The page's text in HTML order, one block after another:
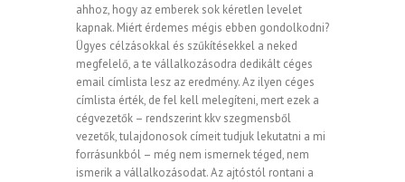
ahhoz, hogy az emberek sok kéretlen levelet
kapnak. Miért érdemes mégis ebben gondolkodni?
Ügyes célzásokkal és szűkítésekkel a neked
megfelelő, a te vállalkozásodra dedikált céges
email címlista lesz az eredmény. Az ilyen céges
címlista érték, de fel kell melegíteni, mert ezek a
cégvezetők – rendszerint kkv szegmensből
vezetők, tulajdonosok címeit tudjuk lekutatni a mi
forrásunkból – még nem ismernek téged, nem
ismerik a vállalkozásodat. Az ajtóstól rontani a